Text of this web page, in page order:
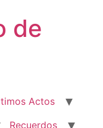
de
Actos
Recuerdos